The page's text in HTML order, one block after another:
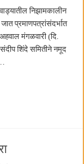
निझामकालीन
प्रमाणपत्रांसंदर्भात
अहवाल मंगळवारी (दि.
शिंदे समितीने नमूद